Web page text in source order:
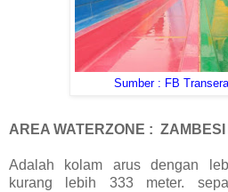
Sumber : FB
AREA WATERZONE : ZAMBESI
Adalah kolam arus dengan
kurang lebih 333 meter.